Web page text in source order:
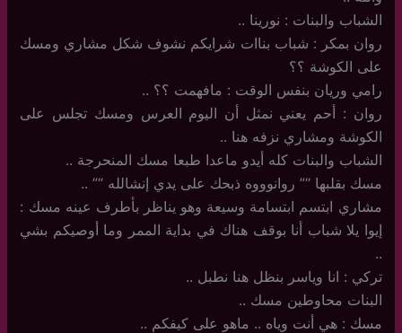
الشباب والبنات : نورينا ..
روان بمكر : شباب بناات شرايكم نشوف شكل مشاري ومسك
على الكوشة ؟؟
رامي وريان بنفس الوقت : مافهمت ؟؟ ..
روان : أحم يعني نمثل أن اليوم العرس ومسك تجلس على
الكوشة ومشاري نزفه هنا ..
الشباب والبنات كله أيدو ماعدا طبعا مسك المنحرجة ..
مسك بقلبها “” روانوووه ذبحك على يدي إنشالله “” ..
مشاري ابتسم ابتسامة وسيعة وهو يناظر بأطرف عينه مسك :
إيوا يلا شباب أنا بوقف هناك في بداية الممر وما أوصيكم بشي
..
تركي : انا وياسر بنظل هنا نطبل ..
البنات محاوطين مسك ..
مسك : هي أنت وياه .. ماهو على كيفكم ..